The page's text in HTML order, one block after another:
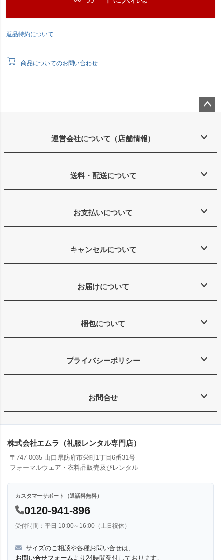
返品特約について
商品についてのお問い合わせ
ップ
運営会社について（店舗情報）
送料・配送について
お支払いについて
キャンセルについて
お届けについて
梱包について
プライバシーポリシー
お問合せ
株式会社エムラ（礼服レンタル専門店）
〒747-0035 山口県防府市栄町1丁目6番31号
フォーマルウェア・衣料品販売及びレンタル
カスタマーサポート（通話料無料）
0120-941-896
受付時間：平日 10:00～16:00（土日祝休）
サイズのご相談や各種お問い合せは、
お問い合せフォーム より24時間受付しております。